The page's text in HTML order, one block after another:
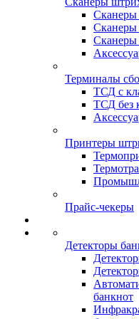
Сканеры
Сканеры
Сканеры
Терминалы
ТСД с
ТСД без
Принтеры
Прайс-чекеры
Детекторы
банкнот